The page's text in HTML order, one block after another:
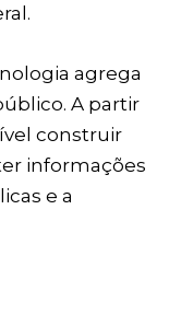
agrega
A partir
construir
informações
e a